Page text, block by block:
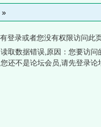
»
登录或者您没有权限访问此
读取数据错误,原因：您要访
您还不是论坛会员,请先登录论